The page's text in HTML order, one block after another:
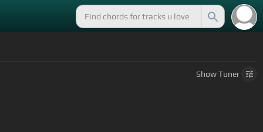
ShowTuner